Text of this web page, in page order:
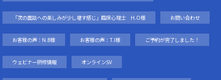
「次の面談への楽しみが少し増す感じ」臨床心理士 H.O様 お問い合わせ
お客様の声：N.B様 お客様の声：T.I様 ご予約が完了しました！
ウェビナー研修情報 オンラインSV